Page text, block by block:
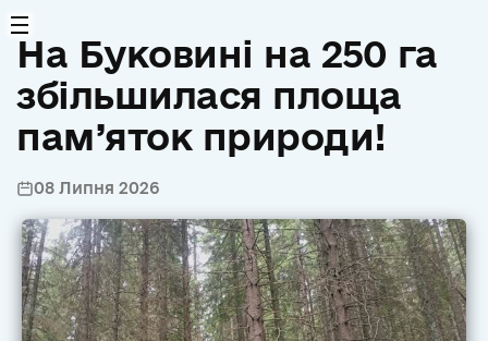
На Буковині на 250 га
збільшилася площа
пам’яток природи!
08 Липня 2026